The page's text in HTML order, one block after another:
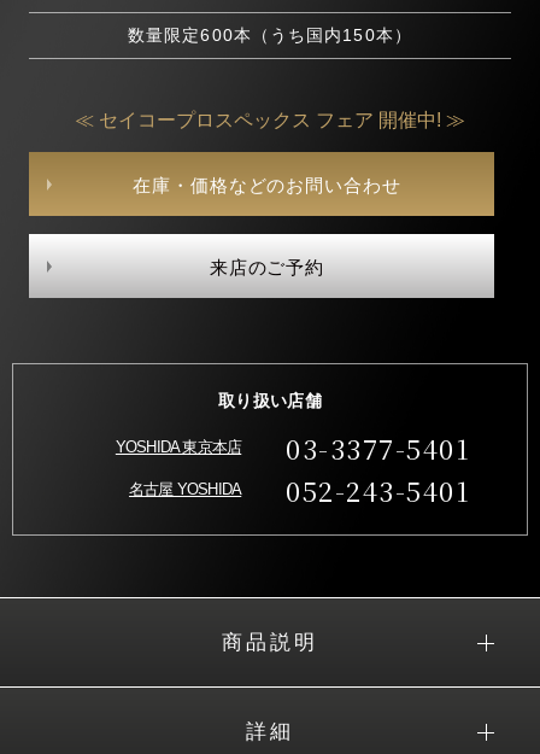
数量限定600本（うち国内150本）
≪ セイコープロスペックス フェア 開催中! ≫
在庫・価格などのお問い合わせ
来店のご予約
取り扱い店舗
YOSHIDA 東京本店 03-3377-5401
名古屋 YOSHIDA 052-243-5401
商品説明
詳細